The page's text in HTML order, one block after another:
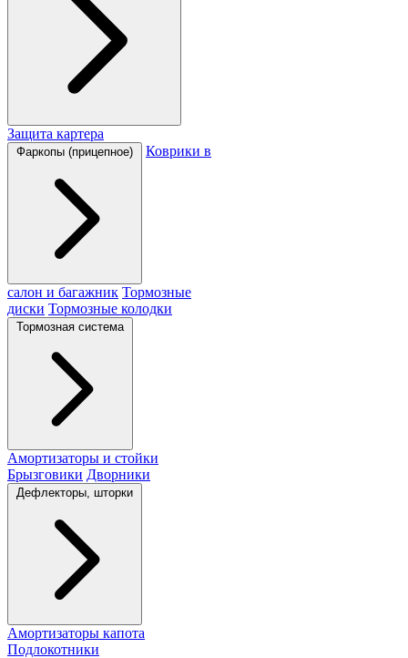
Защита картера
Фаркопы (прицепное) Коврики в
салон и багажник Тормозные
диски Тормозные колодки
Тормозная система
Амортизаторы и стойки
Брызговики Дворники
Дефлекторы, шторки
Амортизаторы капота
Подлокотники